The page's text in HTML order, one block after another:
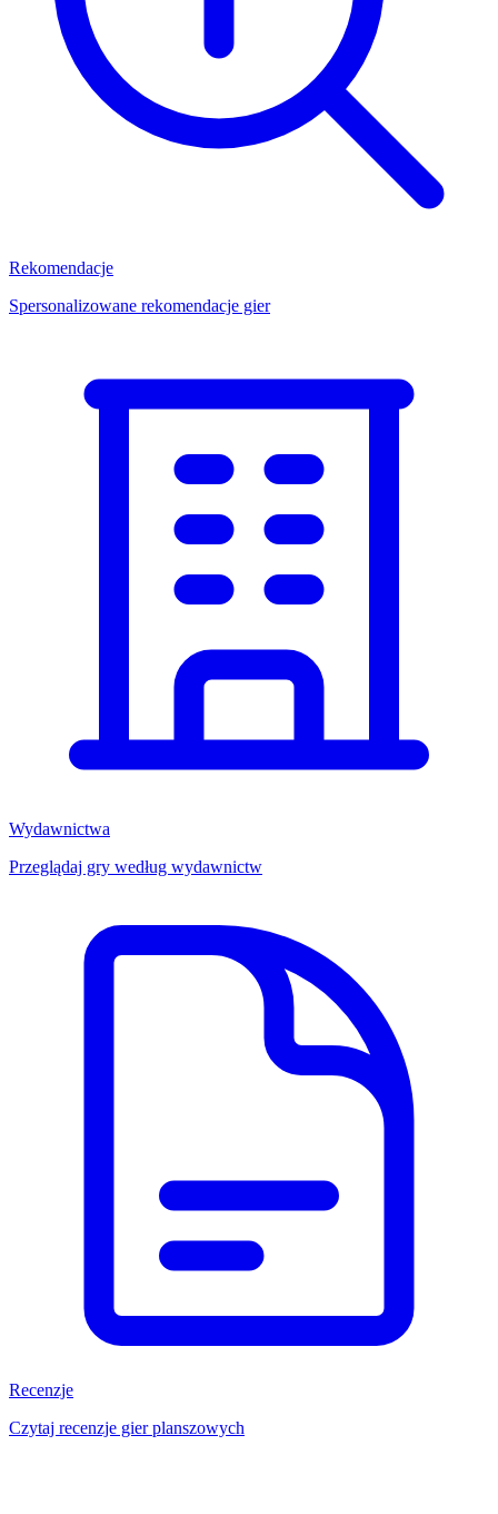
Rekomendacje
Spersonalizowane rekomendacje gier
Wydawnictwa
Przeglądaj gry według wydawnictw
Recenzje
Czytaj recenzje gier planszowych